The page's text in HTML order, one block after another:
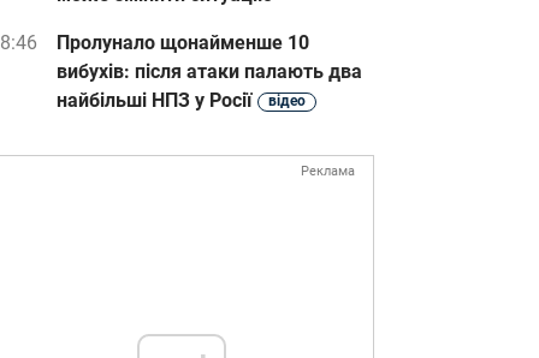
Пролунало щонайменше 10
вибухів: після атаки палають два
найбільші НПЗ у Росії
відео
Реклама